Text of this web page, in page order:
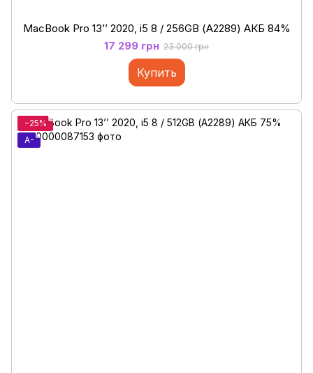
MacBook Pro 13’’ 2020, i5 8 / 256GB (А2289) АКБ 84%
17 299 грн 23 000 грн
Купить
−25%
A-